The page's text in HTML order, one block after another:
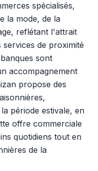
spécialisés,
la mode, de la
reflétant l'attrait
de proximité
sont
accompagnement
propose des
période estivale, en
offre commerciale
quotidiens tout en
de la